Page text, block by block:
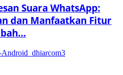
Suara WhatsApp:
dan Manfaatkan Fitur